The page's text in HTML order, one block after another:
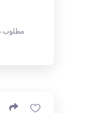
مطلوب